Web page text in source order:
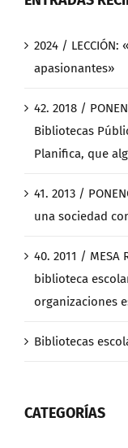
2024 /
apasionantes»
42. 2018 /
Bibliotecas
Planifica, que
41. 2013 /
una sociedad
40. 2011 / MESA
biblioteca
organizaciones
Bibliotecas
CATEGORÍAS